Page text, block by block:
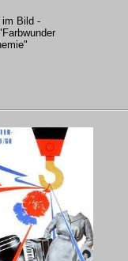
Bild -